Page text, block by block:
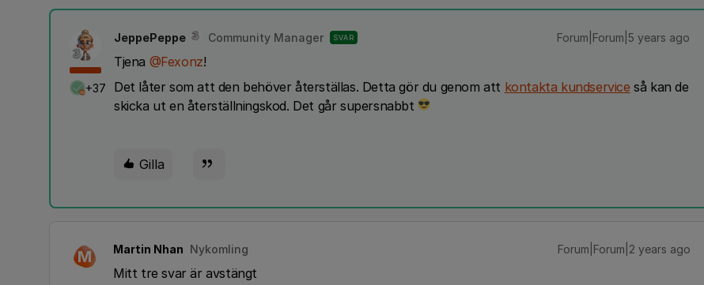
+37
JeppePeppe Community Manager SVAR Forum|Forum|5 years ago
Tjena @Fexonz!
Det låter som att den behöver återställas. Detta gör du genom att kontakta kundservice så kan de
skicka ut en återställningskod. Det går supersnabbt
Gilla
M Martin Nhan Nykomling Forum|Forum|2 years ago
Mitt tre svar är avstängt